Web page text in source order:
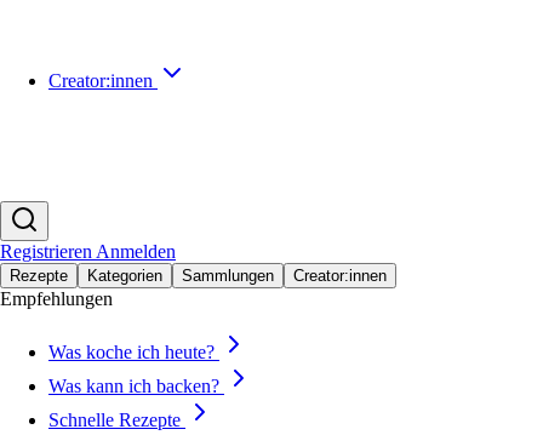
Creator:innen
Registrieren Anmelden
Rezepte Kategorien Sammlungen Creator:innen
Empfehlungen
Was koche ich heute?
Was kann ich backen?
Schnelle Rezepte